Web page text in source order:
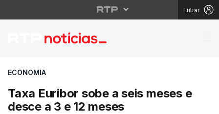
Entrar
Taxa Euribor sobe a
ECONOMIA
Taxa Euribor sobe a seis meses e
desce a 3 e 12 meses